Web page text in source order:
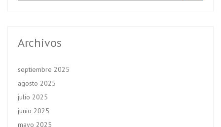
Archivos
septiembre 2025
agosto 2025
julio 2025
junio 2025
mayo 2025